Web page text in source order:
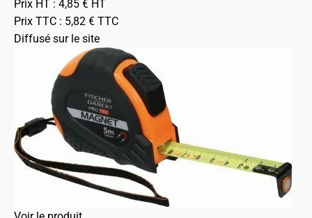
Prix HT : 4,85 € HT
Prix TTC : 5,82 € TTC
Diffusé sur le site